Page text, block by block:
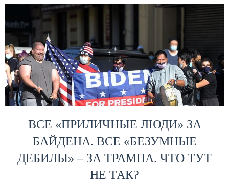
ВСЕ «ПРИЛИЧНЫЕ ЛЮДИ» ЗА
БАЙДЕНА. ВСЕ «БЕЗУМНЫЕ
ДЕБИЛЫ» – ЗА ТРАМПА. ЧТО ТУТ
НЕ ТАК?